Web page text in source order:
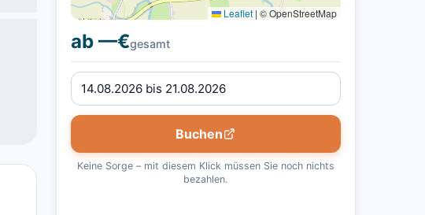
Leaflet | © OpenStreetMap
ab —€gesamt
Buchen
Keine Sorge – mit diesem Klick müssen Sie noch nichts
bezahlen.